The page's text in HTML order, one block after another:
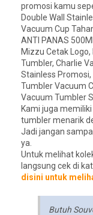
promosi kamu
Double Wall
Vacuum Cup
ANTI PANAS
Mizzu Cetak
Tumbler, Charlie
Stainless
Tumbler Vacuum
Vacuum Tumbler
Kami juga
tumbler menarik
Jadi jangan
ya.
Untuk melihat
langsung cek di
disini untuk
Butuh